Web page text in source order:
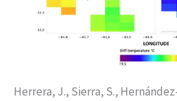
Herrera, J., Sierra, S.,